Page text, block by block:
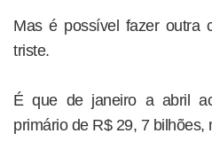
Mas é possível fazer outra
triste.
É que de janeiro a abril
primário de R$ 29, 7 bilhões,